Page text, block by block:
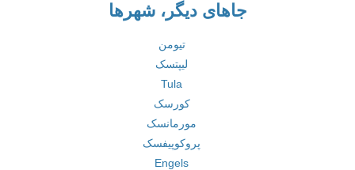
جاهای دیگر، شهرها
تیومن
لیپتسک
Tula
کورسک
مورمانسک
پروکوپیفسک
Engels